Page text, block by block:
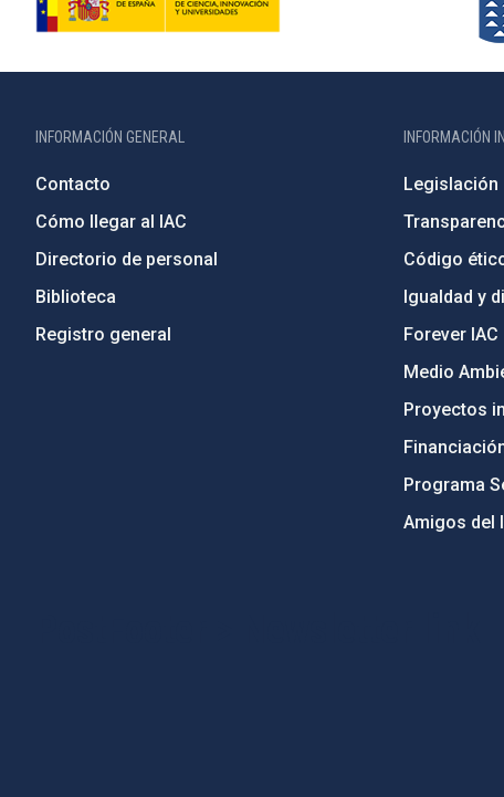
INFORMACIÓN GENERAL
Contacto
Cómo llegar al IAC
Directorio de personal
Biblioteca
Registro general
INFORMACIÓN
Legislación
Código
Igualdad y
Forever IAC
Medio
Proyectos
Programa
Amigos del